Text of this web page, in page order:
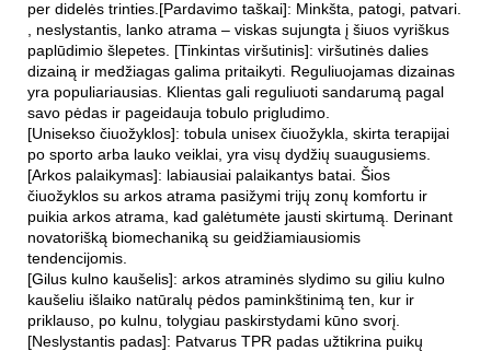
per didelės trinties.[Pardavimo taškai]: Minkšta, patogi, patvari.
, neslystantis, lanko atrama – viskas sujungta į šiuos vyriškus
paplūdimio šlepetes. [Tinkintas viršutinis]: viršutinės dalies
dizainą ir medžiagas galima pritaikyti. Reguliuojamas dizainas
yra populiariausias. Klientas gali reguliuoti sandarumą pagal
savo pėdas ir pageidauja tobulo prigludimo.
[Unisekso čiuožyklos]: tobula unisex čiuožykla, skirta terapijai
po sporto arba lauko veiklai, yra visų dydžių suaugusiems.
[Arkos palaikymas]: labiausiai palaikantys batai. Šios
čiuožyklos su arkos atrama pasižymi trijų zonų komfortu ir
puikia arkos atrama, kad galėtumėte jausti skirtumą. Derinant
novatorišką biomechaniką su geidžiamiausiomis
tendencijomis.
[Gilus kulno kaušelis]: arkos atraminės slydimo su giliu kulno
kaušeliu išlaiko natūralų pėdos paminkštinimą ten, kur ir
priklauso, po kulnu, tolygiau paskirstydami kūno svorį.
[Neslystantis padas]: Patvarus TPR padas užtikrina puikų